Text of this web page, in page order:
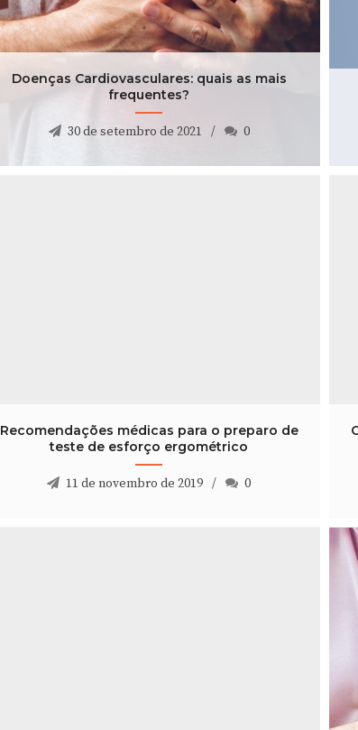
Doenças Cardiovasculares: quais as mais
frequentes?
30 de setembro de 2021
Doenças Cardiovasculares: quais as mais
frequentes?
30 de setembro de 2021 0
Recomendações médicas para o preparo de
teste de esforço ergométrico
11 de novembro de 2019 0